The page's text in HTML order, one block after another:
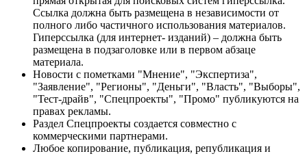
Ссылка должна быть размещена в независимости от
полного либо частичного использования материалов.
Гиперссылка (для интернет- изданий) – должна быть
размещена в подзаголовке или в первом абзаце
материала.
Новости с пометками "Мнение", "Экспертиза",
"Заявление", "Регионы", "Деньги", "Власть", "Выборы",
"Тест-драйв", "Спецпроекты", "Промо" публикуются на
правах рекламы.
Раздел Спецпроекты создается совместно с
коммерческими партнерами.
Любое копирование, публикация, републикация и